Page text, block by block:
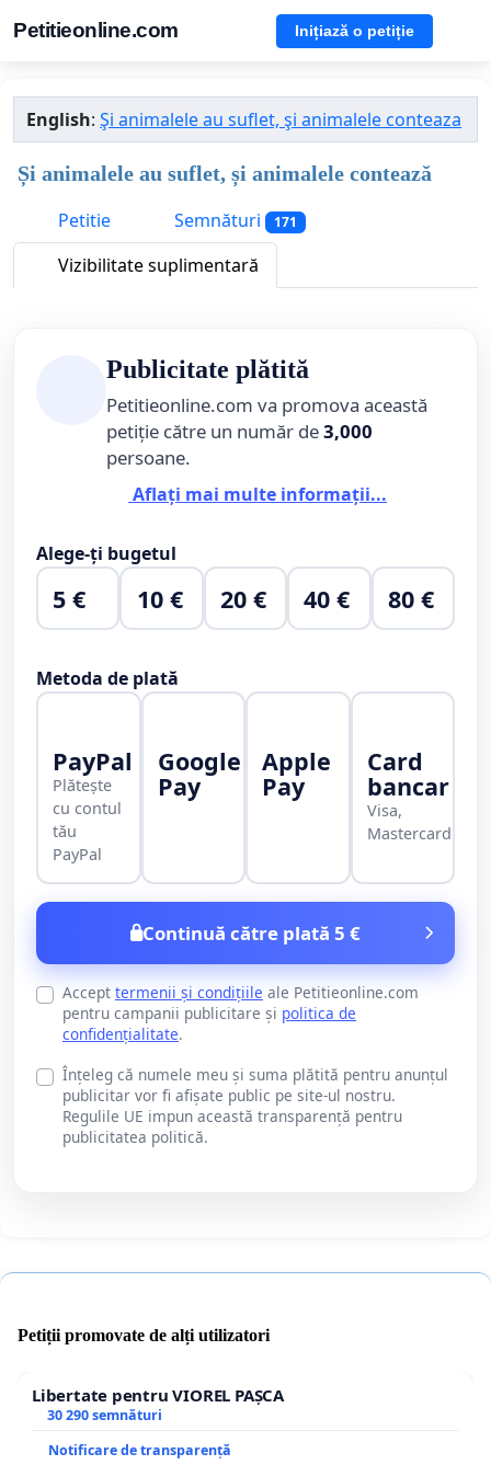
Petitieonline.com Inițiază o petiție
English:Şi animalele au suflet, şi animalele conteaza
Și animalele au suflet, și animalele contează
Petitie
Semnături 171
Vizibilitate suplimentară
Publicitate plătită
Petitieonline.com va promova această
petiție către un număr de3,000
persoane.
Aflați mai multe informații...
Alege-ți bugetul
5 € 10 € 20 € 40 € 80 €
Metoda de plată
PayPal
Plătește
cu contul
tău
PayPal
Google
Pay
Apple
Pay
Card
bancar
Visa,
Mastercard
Continuă către plată 5 €
Accept termenii și condițiile ale Petitieonline.com
pentru campanii publicitare și politica de
confidențialitate.
Înțeleg că numele meu și suma plătită pentru anunțul
publicitar vor fi afișate public pe site-ul nostru.
Regulile UE impun această transparență pentru
publicitatea politică.
Petiții promovate de alți utilizatori
Libertate pentru VIOREL PAȘCA
30 290 semnături
Notificare de transparență